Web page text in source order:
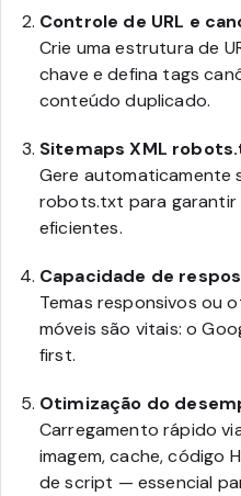
Controle de URL e
Crie uma estrutura de
chave e defina tags
conteúdo duplicado.
Sitemaps XML
Gere automaticamente
robots.txt para garantir
eficientes.
Capacidade de
Temas responsivos ou
móveis são vitais: o
first.
Otimização do
Carregamento rápido
imagem, cache, código
de script — essencial